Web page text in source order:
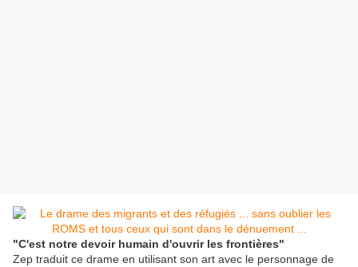
"C'est notre devoir humain d'ouvrir les frontières"
Zep traduit ce drame en utilisant son art avec le personnage de